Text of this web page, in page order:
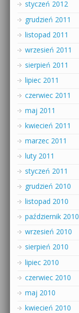
styczeń 2012
grudzień 2011
listopad 2011
wrzesień 2011
sierpień 2011
lipiec 2011
czerwiec 2011
maj 2011
kwiecień 2011
marzec 2011
luty 2011
styczeń 2011
grudzień 2010
listopad 2010
październik 2010
wrzesień 2010
sierpień 2010
lipiec 2010
czerwiec 2010
maj 2010
kwiecień 2010